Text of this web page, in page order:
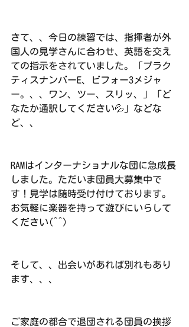
さて、、今日の練習では、指揮者が外
国人の見学さんに合わせ、英語を交え
ての指示をされていました。「プラク
ティスナンバーE、ビフォー3メジャ
ー。、、ワン、ツー、スリッ、」「ど
なたか通訳してください💦」などな
ど、、
RAMはインターナショナルな団に急成長
しました。ただいま団員大募集中で
す！見学は随時受け付けております。
お気軽に楽器を持って遊びにいらして
ください(^^)
そして、、出会いがあれば別れもあり
ます、、、
ご家庭の都合で退団される団員の挨拶